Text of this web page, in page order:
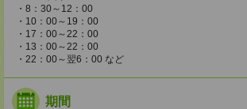
・8：30～12：00
・10：00～19：00
・17：00～22：00
・13：00～22：00
・22：00～翌6：00 など
期間